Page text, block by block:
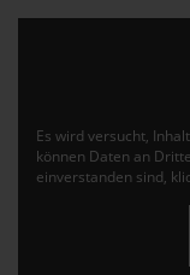
Es wird versucht,
können Daten an
einverstanden sind,